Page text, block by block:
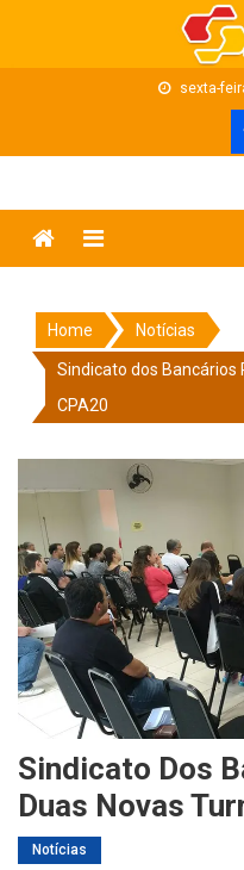
content
sexta-
Menu
Home Notícias
Sindicato dos Bancários
CPA20
Sindicato Dos
Duas Novas
Notícias